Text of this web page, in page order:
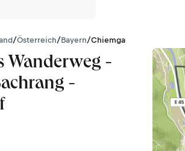
/Österreich/Bayern/Chiemgauer Alpen
Wanderweg -
-